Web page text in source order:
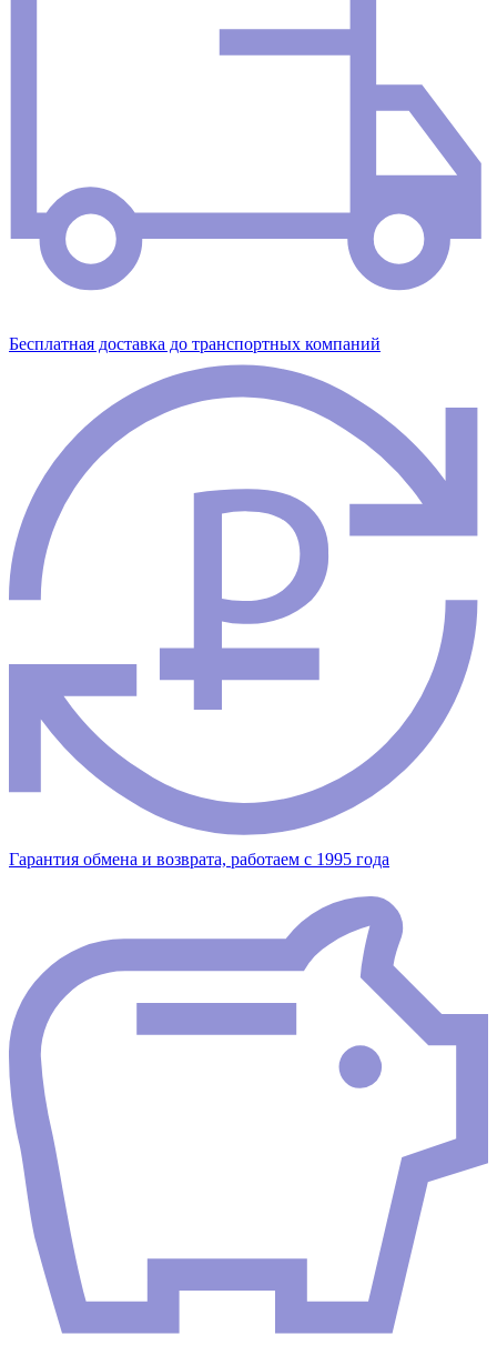
Бесплатная доставка до транспортных компаний
Гарантия обмена и возврата, работаем с 1995 года